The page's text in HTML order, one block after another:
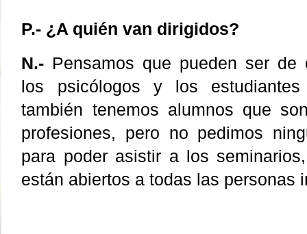
P.- ¿A quién van dirigidos?
N.- Pensamos que pueden ser de
los psicólogos y los
también tenemos alumnos que
profesiones, pero no pedimos
para poder asistir a los
están abiertos a todas las personas